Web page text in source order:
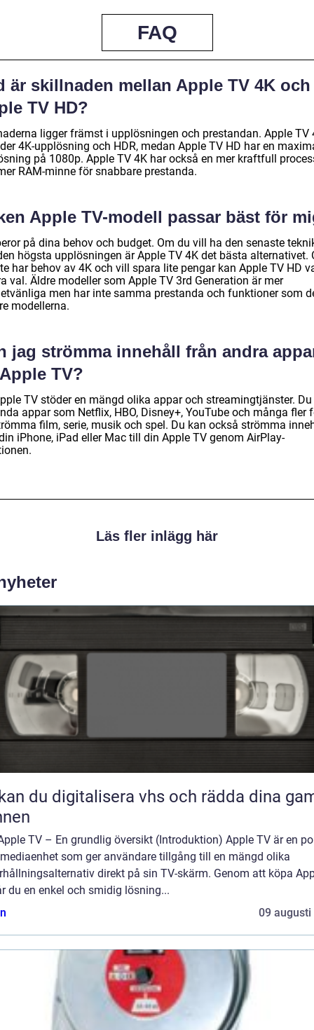
FAQ
är skillnaden mellan Apple TV 4K och
TV HD?
ligger främst i upplösningen och prestandan. Apple TV
4K-upplösning och HDR, medan Apple TV HD har en
på 1080p. Apple TV 4K har också en mer kraftfull
RAM-minne för snabbare prestanda.
Apple TV-modell passar bäst för
på dina behov och budget. Om du vill ha den senaste
högsta upplösningen är Apple TV 4K det bästa alternativet.
har behov av 4K och vill spara lite pengar kan Apple TV HD
val. Äldre modeller som Apple TV 3rd Generation är mer
men har inte samma prestanda och funktioner som
modellerna.
jag strömma innehåll från andra
TV?
TV stöder en mängd olika appar och streamingtjänster.
appar som Netflix, HBO, Disney+, YouTube och många fler
film, serie, musik och spel. Du kan också strömma
iPhone, iPad eller Mac till din Apple TV genom AirPlay-
Läs fler inlägg här
du digitalisera vhs och rädda dina
TV – En grundlig översikt (Introduktion) Apple TV är en
som ger användare tillgång till en mängd olika
direkt på sin TV-skärm. Genom att köpa
du en enkel och smidig lösning...
09 augusti